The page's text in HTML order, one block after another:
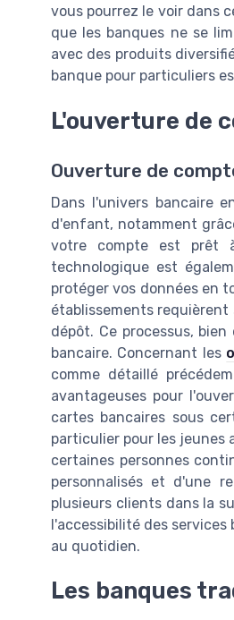
vous pourrez le voir dans
que les banques ne se
avec des produits
banque pour particuliers
L'ouverture de
Ouverture de
Dans l'univers bancaire
d'enfant, notamment
votre compte est prêt
technologique est
protéger vos données en
établissements
dépôt. Ce processus,
bancaire. Concernant les
comme détaillé
avantageuses pour
cartes bancaires sous
particulier pour les jeunes
certaines personnes
personnalisés et d'une
plusieurs clients dans la
l'accessibilité des
au quotidien.
Les banques